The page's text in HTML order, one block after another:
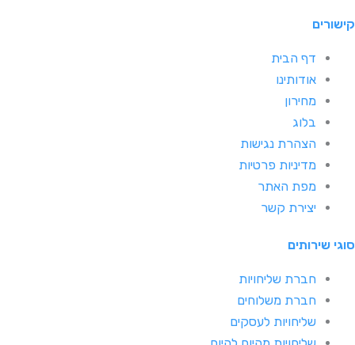
דף הבית
אודותינו
מחירון
בלוג
הצהרת נגישות
מדיניות פרטיות
מפת האתר
יצירת קשר
חברת שליחויות
חברת משלוחים
שליחויות לעסקים